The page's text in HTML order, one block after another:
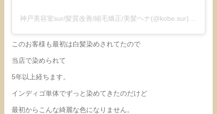
このお客様も最初は白髪染めされてたので
当店で染められて
5年以上経ちます。
インディゴ単体でずっと染めてきたのだけど
最初からこんな綺麗な色になりません。